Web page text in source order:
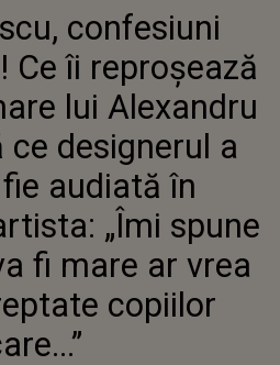
EMOȚIONANTE! CE ÎI
REPROȘEAZĂ FIICA EI CEA
MARE LUI ALEXANDRU CIUCU,
DUPĂ CE DESIGNERUL A CERUT
SĂ FIE AUDIATĂ ÎN PROCESUL
CÂND VA FI MARE AR VREA SĂ
FACĂ DREPTATE COPIILOR
CARE...”
confesiuni
Ce îi reproșează
lui Alexandru
ce designerul a
audiată în
„Îmi spune
fi mare ar vrea
copiilor